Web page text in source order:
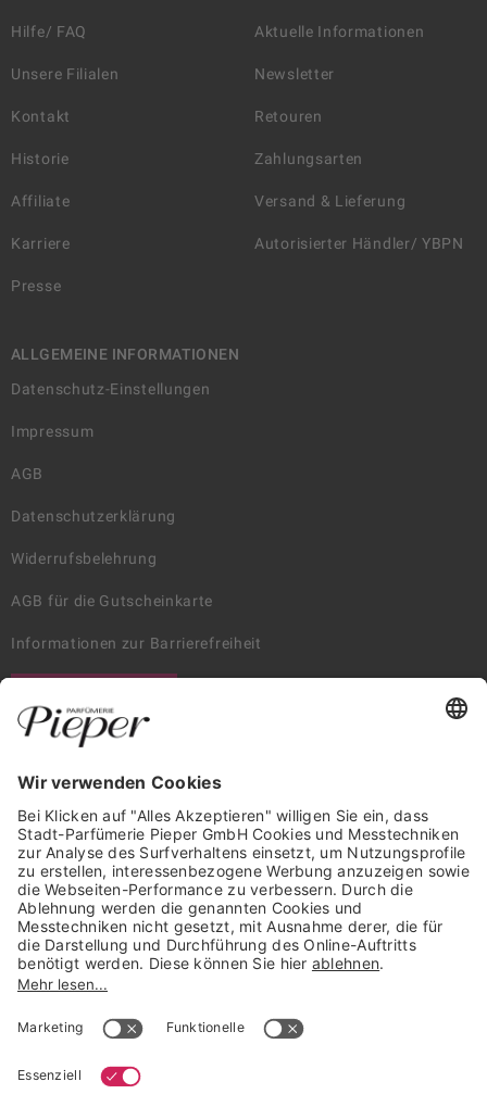
Hilfe/ FAQ
Unsere Filialen
Kontakt
Historie
Affiliate
Karriere
Presse
Aktuelle Informationen
Newsletter
Retouren
Zahlungsarten
Versand & Lieferung
Autorisierter Händler/ YBPN
ALLGEMEINE INFORMATIONEN
Datenschutz-Einstellungen
Impressum
AGB
Datenschutzerklärung
Widerrufsbelehrung
AGB für die Gutscheinkarte
Informationen zur Barrierefreiheit
Trusted Shops Mitglied seit 2010
* unverbindliche Preisempfehlung der Verbundgruppe beauty alliance